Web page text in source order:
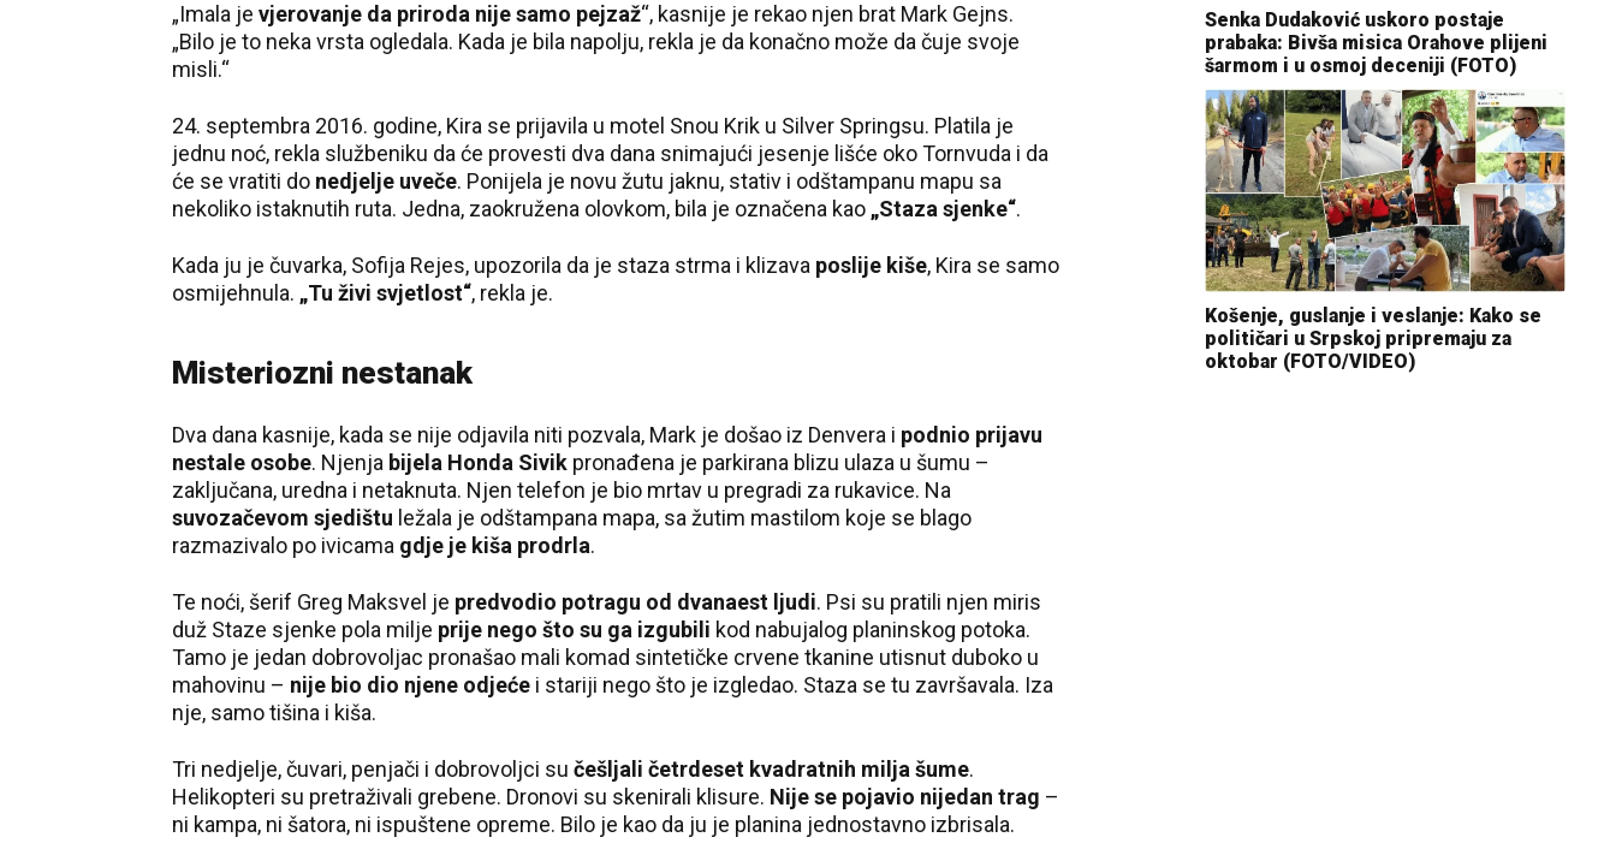
„Imala je vjerovanje da priroda nije samo pejzaž“, kasnije je rekao njen brat Mark Gejns.
„Bilo je to neka vrsta ogledala. Kada je bila napolju, rekla je da konačno može da čuje svoje
misli.“
24. septembra 2016. godine, Kira se prijavila u motel Snou Krik u Silver Springsu. Platila je
jednu noć, rekla službeniku da će provesti dva dana snimajući jesenje lišće oko Tornvuda i da
će se vratiti do nedjelje uveče. Ponijela je novu žutu jaknu, stativ i odštampanu mapu sa
nekoliko istaknutih ruta. Jedna, zaokružena olovkom, bila je označena kao „Staza sjenke“.
Kada ju je čuvarka, Sofija Rejes, upozorila da je staza strma i klizava poslije kiše, Kira se samo
osmijehnula. „Tu živi svjetlost“, rekla je.
Misteriozni nestanak
Dva dana kasnije, kada se nije odjavila niti pozvala, Mark je došao iz Denvera i podnio prijavu
nestale osobe. Njenja bijela Honda Sivik pronađena je parkirana blizu ulaza u šumu –
zaključana, uredna i netaknuta. Njen telefon je bio mrtav u pregradi za rukavice. Na
suvozačevom sjedištu ležala je odštampana mapa, sa žutim mastilom koje se blago
razmazivalo po ivicama gdje je kiša prodrla.
Te noći, šerif Greg Maksvel je predvodio potragu od dvanaest ljudi. Psi su pratili njen miris
duž Staze sjenke pola milje prije nego što su ga izgubili kod nabujalog planinskog potoka.
Tamo je jedan dobrovoljac pronašao mali komad sintetičke crvene tkanine utisnut duboko u
mahovinu – nije bio dio njene odjeće i stariji nego što je izgledao. Staza se tu završavala. Iza
nje, samo tišina i kiša.
Tri nedjelje, čuvari, penjači i dobrovoljci su češljali četrdeset kvadratnih milja šume.
Helikopteri su pretraživali grebene. Dronovi su skenirali klisure. Nije se pojavio nijedan trag –
ni kampa, ni šatora, ni ispuštene opreme. Bilo je kao da ju je planina jednostavno izbrisala.
Senka Dudaković uskoro postaje
prabaka: Bivša misica Orahove plijeni
šarmom i u osmoj deceniji (FOTO)
Košenje, guslanje i veslanje: Kako se
političari u Srpskoj pripremaju za
oktobar (FOTO/VIDEO)